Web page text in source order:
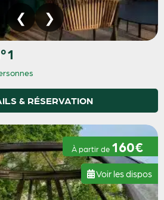
& RÉSERVATION
À partir de 160€
Voir les dispos